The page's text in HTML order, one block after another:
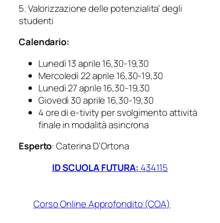
5. Valorizzazione delle potenzialita’ degli
studenti
Calendario:
Lunedì 13 aprile 16,30-19,30
Mercoledì 22 aprile 16,30-19,30
Lunedì 27 aprile 16,30-19,30
Giovedì 30 aprile 16,30-19,30
4 ore di e-tivity per svolgimento attività
finale in modalità asincrona
Esperto: Caterina D’Ortona
ID SCUOLA FUTURA: 434115
Corso Online Approfondito (COA)